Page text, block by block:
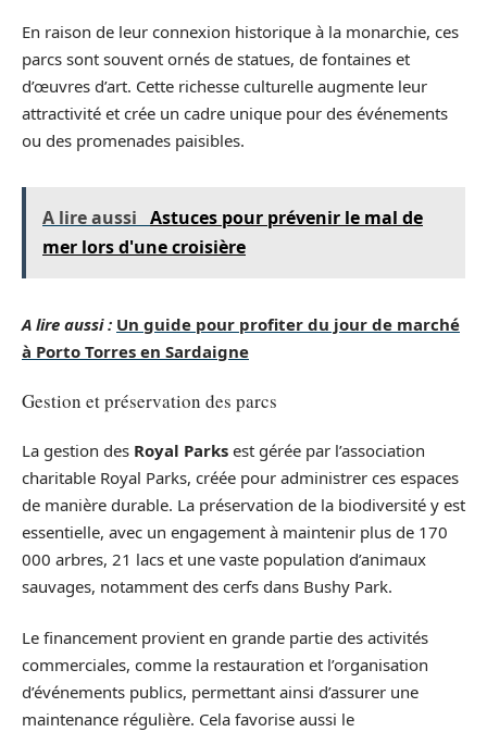
En raison de leur connexion historique à la monarchie, ces
parcs sont souvent ornés de statues, de fontaines et
d’œuvres d’art. Cette richesse culturelle augmente leur
attractivité et crée un cadre unique pour des événements
ou des promenades paisibles.
A lire aussi Astuces pour prévenir le mal de
mer lors d'une croisière
A lire aussi : Un guide pour profiter du jour de marché
à Porto Torres en Sardaigne
Gestion et préservation des parcs
La gestion des Royal Parks est gérée par l’association
charitable Royal Parks, créée pour administrer ces espaces
de manière durable. La préservation de la biodiversité y est
essentielle, avec un engagement à maintenir plus de 170
000 arbres, 21 lacs et une vaste population d’animaux
sauvages, notamment des cerfs dans Bushy Park.
Le financement provient en grande partie des activités
commerciales, comme la restauration et l’organisation
d’événements publics, permettant ainsi d’assurer une
maintenance régulière. Cela favorise aussi le